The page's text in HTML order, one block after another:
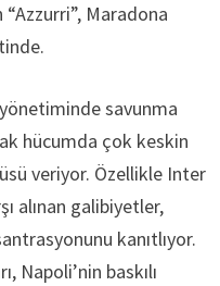
Maradona
savunma
hücumda çok keskin
veriyor. Özellikle Inter
alınan galibiyetler,
kanıtlıyor.
Napoli’nin baskılı